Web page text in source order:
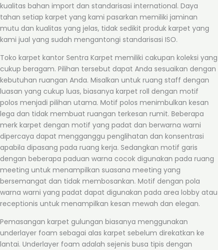
kualitas bahan import dan standarisasi international. Daya
tahan setiap karpet yang kami pasarkan memiliki jaminan
mutu dan kualitas yang jelas, tidak sedikit produk karpet yang
kami jual yang sudah mengantongi standarisasi ISO.
Toko karpet kantor Sentra Karpet memiliki cakupan koleksi yang
cukup beragam. Pilihan tersebut dapat Anda sesuaikan dengan
kebutuhan ruangan Anda. Misalkan untuk ruang staff dengan
luasan yang cukup luas, biasanya karpet roll dengan motif
polos menjadi pilihan utama. Motif polos menimbulkan kesan
lega dan tidak membuat ruangan terkesan rumit. Beberapa
merk karpet dengan motif yang padat dan berwarna warni
dipercaya dapat mengganggu penglihatan dan konsentrasi
apabila dipasang pada ruang kerja. Sedangkan motif garis
dengan beberapa paduan warna cocok digunakan pada ruang
meeting untuk menampilkan suasana meeting yang
bersemangat dan tidak membosankan. Motif dengan pola
warna warni yang padat dapat digunakan pada area lobby atau
receptionis untuk menampilkan kesan mewah dan elegan.
Pemasangan karpet gulungan biasanya menggunakan
underlayer foam sebagai alas karpet sebelum direkatkan ke
lantai. Underlayer foam adalah sejenis busa tipis dengan